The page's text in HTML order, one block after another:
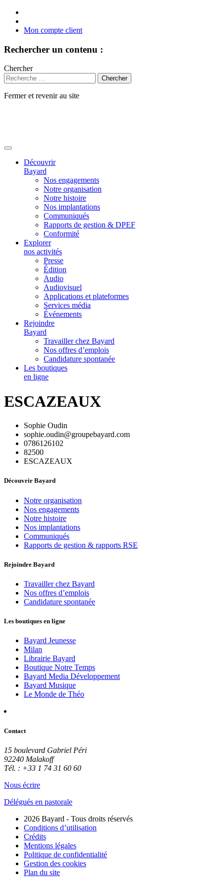
Mon compte client
Rechercher un contenu :
Chercher
Fermer et revenir au site
Découvrir
Bayard
Nos engagements
Notre organisation
Notre histoire
Nos implantations
Communiqués
Rapports de gestion & DPEF
Conformité
Explorer
nos activités
Presse
Édition
Audio
Audiovisuel
Applications et plateformes
Services média
Événements
Rejoindre
Bayard
Travailler chez Bayard
Nos offres d’emplois
Candidature spontanée
Les boutiques
en ligne
ESCAZEAUX
Sophie Oudin
sophie.oudin@groupebayard.com
0786126102
82500
ESCAZEAUX
Découvrir Bayard
Notre organisation
Nos engagements
Notre histoire
Nos implantations
Communiqués
Rapports de gestion & rapports RSE
Rejoindre Bayard
Travailler chez Bayard
Nos offres d’emplois
Candidature spontanée
Les boutiques en ligne
Bayard Jeunesse
Milan
Librairie Bayard
Boutique Notre Temps
Bayard Media Développement
Bayard Musique
Le Monde de Théo
Contact
15 boulevard Gabriel Péri
92240 Malakoff
Tél. : +33 1 74 31 60 60
Nous écrire
Délégués en pastorale
2026 Bayard - Tous droits réservés
Conditions d’utilisation
Crédits
Mentions légales
Politique de confidentialité
Gestion des cookies
Plan du site